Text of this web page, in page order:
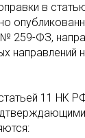
в
259-ФЗ,
направлений
11 НК